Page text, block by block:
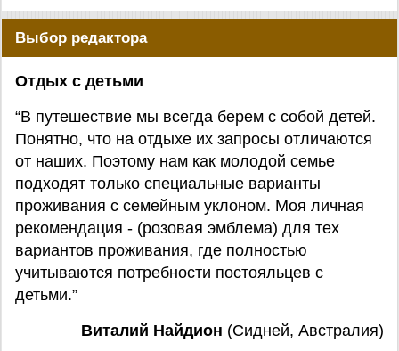
Выбор редактора
Отдых с детьми
“В путешествие мы всегда берем с собой детей.
Понятно, что на отдыхе их запросы отличаются
от наших. Поэтому нам как молодой семье
подходят только специальные варианты
проживания с семейным уклоном. Моя личная
рекомендация - (розовая эмблема) для тех
вариантов проживания, где полностью
учитываются потребности постояльцев с
детьми.”
Виталий Найдион (Сидней, Австралия)